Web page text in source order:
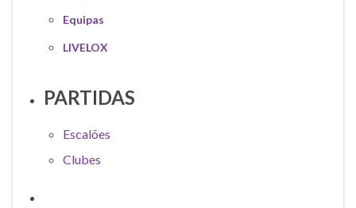
Equipas
LIVELOX
PARTIDAS
Escalões
Clubes